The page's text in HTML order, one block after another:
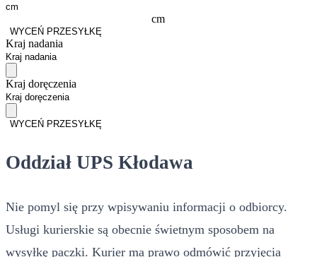
cm
WYCEŃ PRZESYŁKĘ
Kraj nadania
Kraj doręczenia
WYCEŃ PRZESYŁKĘ
Oddział UPS Kłodawa
Nie pomyl się przy wpisywaniu informacji o odbiorcy.
Usługi kurierskie są obecnie świetnym sposobem na
wysyłkę paczki. Kurier ma prawo odmówić przyjęcia